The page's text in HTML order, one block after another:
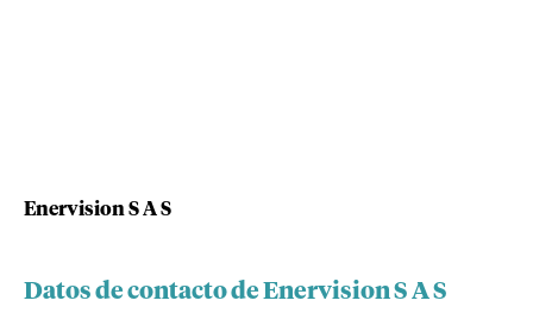
Enervision S A S
Datos de contacto de Enervision S A S